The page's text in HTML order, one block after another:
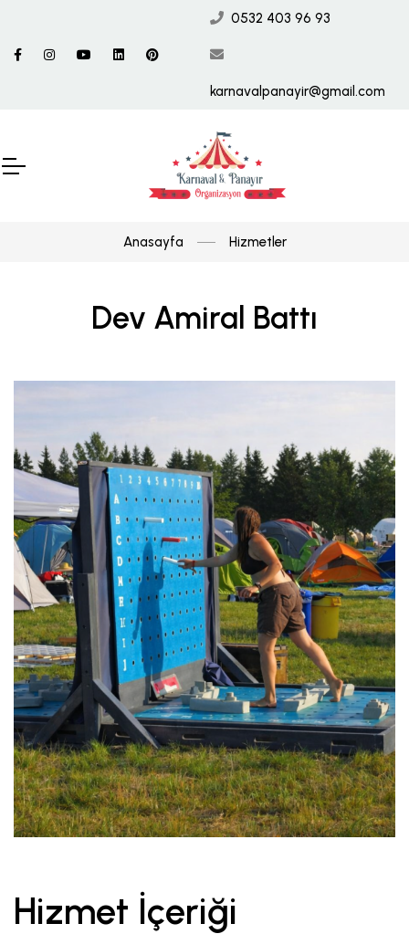
0532 403 96 93
karnavalpanayir@gmail.com
Anasayfa Hizmetler
Dev Amiral Battı
Hizmet İçeriği